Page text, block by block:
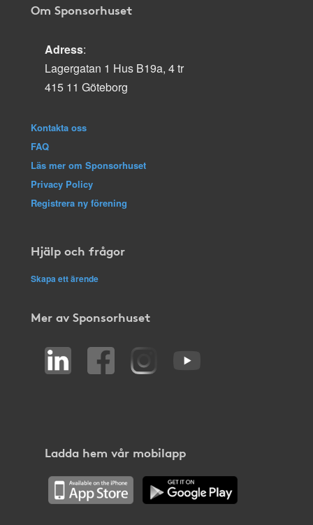
Om Sponsorhuset
Adress:
Lagergatan 1 Hus B19a, 4 tr
415 11 Göteborg
Kontakta oss
FAQ
Läs mer om Sponsorhuset
Privacy Policy
Registrera ny förening
Hjälp och frågor
Skapa ett ärende
Mer av Sponsorhuset
Ladda hem vår mobilapp